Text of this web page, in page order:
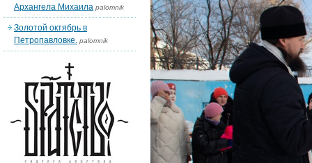
Архангела Михаила palomnik
Золотой октябрь в
Петропавловке. palomnik